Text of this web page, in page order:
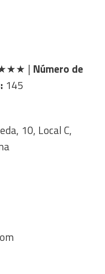
| Número de
145
10, Local C,